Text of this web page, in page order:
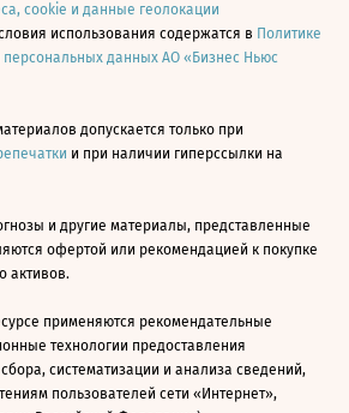
cookie и данные геолокации
использования содержатся в Политике
данных АО «Бизнес Ньюс
допускается только при
и при наличии гиперссылки на
и другие материалы, представленные
офертой или рекомендацией к покупке
активов.
применяются рекомендательные
технологии предоставления
систематизации и анализа сведений,
пользователей сети «Интернет»,